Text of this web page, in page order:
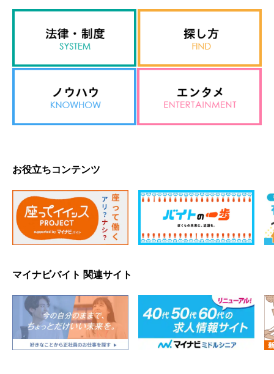
お役立ちコンテンツ
マイナビバイト 関連サイト